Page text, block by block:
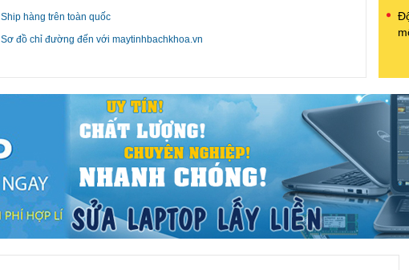
Ship hàng trên toàn quốc
Sơ đồ chỉ đường đến với maytinhbachkhoa.vn